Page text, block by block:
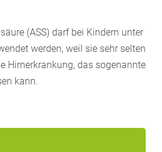
(ASS) darf bei Kindern unter
werden, weil sie sehr selten
Hirnerkrankung, das sogenannte
kann.